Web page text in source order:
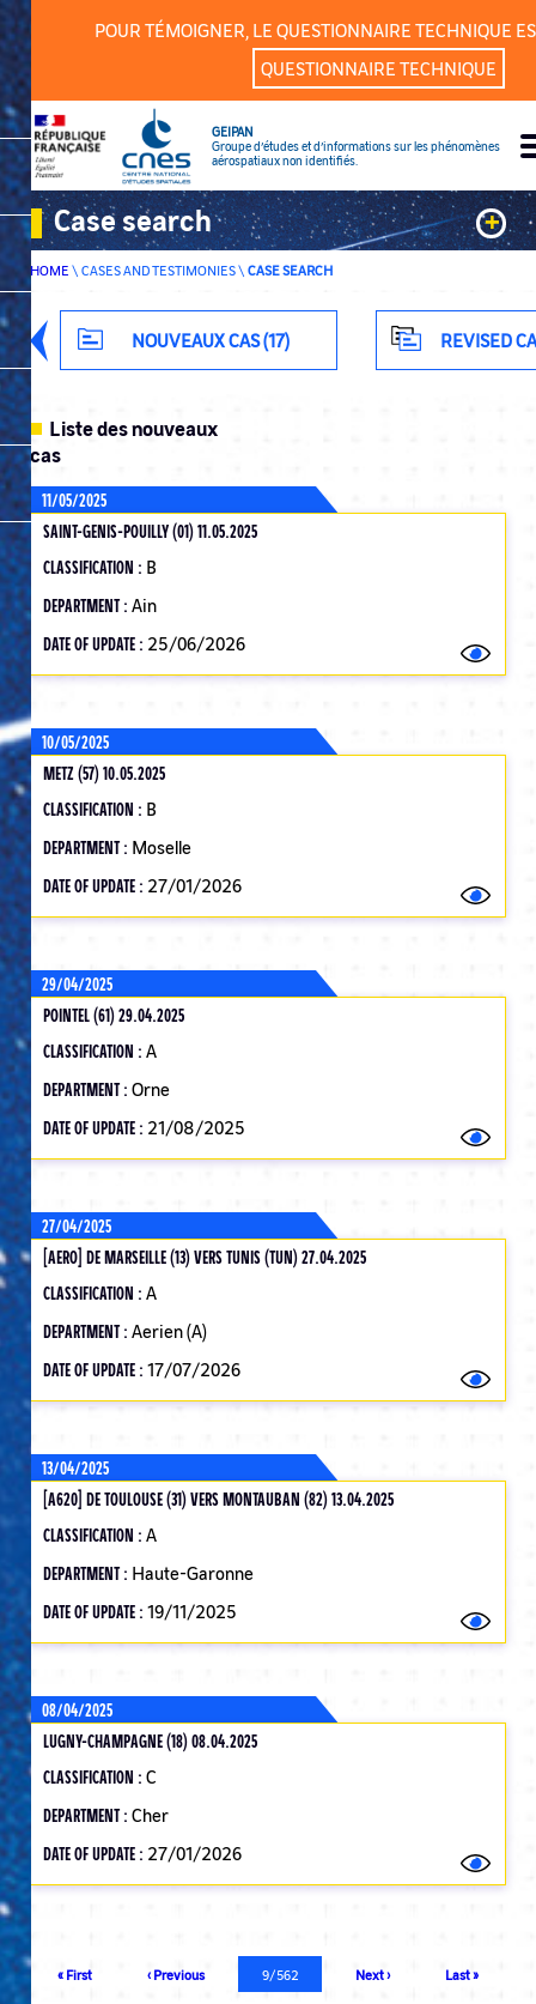
POUR TÉMOIGNER, LE QUESTIONNAIRE TECHNIQUE
QUESTIONNAIRE TECHNIQUE
GEIPAN
Groupe d’études et d’informations sur les phénomènes
aérospatiaux non identifiés.
Case search +
Keywords
Classification
ADVANCED SEARCH
NOUVEAUX CAS (17) REVISED
HOME \ CASES AND TESTIMONIES\ CASE SEARCH
Liste des nouveaux
cas
11/05/2025
SAINT-GENIS-POUILLY (01) 11.05.2025
CLASSIFICATION : B
DEPARTMENT : Ain
DATE OF UPDATE : 25/06/2026
10/05/2025
METZ (57) 10.05.2025
CLASSIFICATION : B
DEPARTMENT : Moselle
DATE OF UPDATE : 27/01/2026
29/04/2025
POINTEL (61) 29.04.2025
CLASSIFICATION : A
DEPARTMENT : Orne
DATE OF UPDATE : 21/08/2025
27/04/2025
[AERO] DE MARSEILLE (13) VERS TUNIS (TUN) 27.04.2025
CLASSIFICATION : A
DEPARTMENT : Aerien (A)
DATE OF UPDATE : 17/07/2026
13/04/2025
[A620] DE TOULOUSE (31) VERS MONTAUBAN (82) 13.04.2025
CLASSIFICATION : A
DEPARTMENT : Haute-Garonne
DATE OF UPDATE : 19/11/2025
08/04/2025
LUGNY-CHAMPAGNE (18) 08.04.2025
CLASSIFICATION : C
DEPARTMENT : Cher
DATE OF UPDATE : 27/01/2026
Pagination
First
« First
Previous
‹ Previous
Current
page
9/562
Next
Next ›
Last
Last »